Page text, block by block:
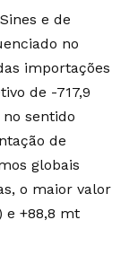
e de
no
importações
de -717,9
no sentido
de
globais
o maior valor
e +88,8 mt